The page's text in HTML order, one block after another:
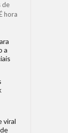
de
hora
a
viral